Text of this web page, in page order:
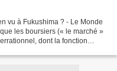
vu à Fukushima ? - Le Monde
les boursiers (« le marché »
dont la fonction